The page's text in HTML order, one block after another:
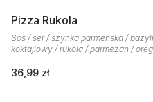
Pizza Rukola
Sos / ser / szynka parmeńska /
koktajlowy / rukola / parmezan /
36,99 zł